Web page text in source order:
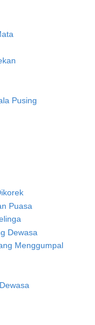
Pusing
Puasa
Dewasa
Menggumpal